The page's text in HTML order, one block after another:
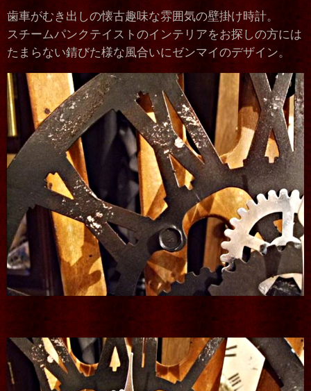
歯車がむき出しの懐古趣味な雰囲気の壁掛け時計。
スチームパンクテイストのインテリアをお探しの方には
たまらない錆びた様な風合いにゼンマイのデザイン。